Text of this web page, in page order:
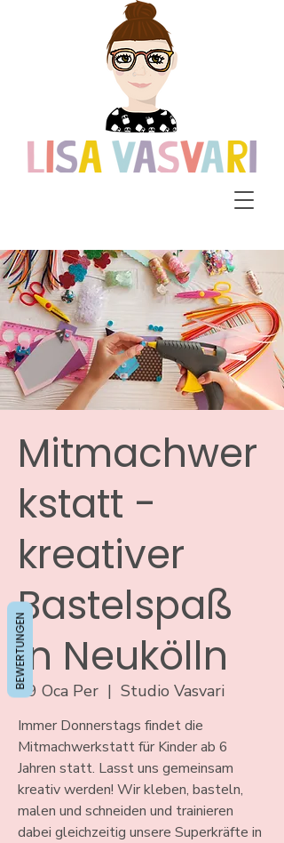
Mitmachwer
kstatt -
kreativer
Bastelspaß
in Neukölln
09 Oca Per
  |
Studio Vasvari
Immer Donnerstags findet die
Mitmachwerkstatt für Kinder ab 6
Jahren statt. Lasst uns gemeinsam
kreativ werden! Wir kleben, basteln,
malen und schneiden und trainieren
dabei gleichzeitig unsere Superkräfte in
BEWERTUNGEN